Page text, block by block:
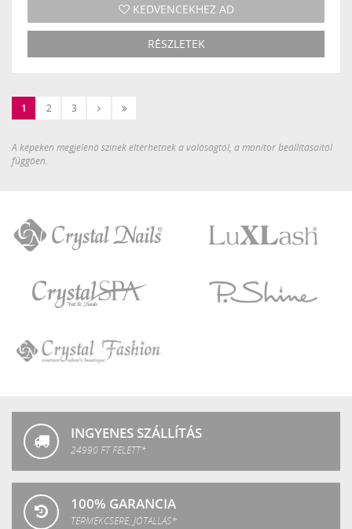
KEDVENCEKHEZ AD
RÉSZLETEK
1 2 3
KövetkezőUtolsó
A képeken megjelenő színek eltérhetnek a valóságtól, a monitor beállításaitól
függően.
Nails
SPA
INGYENES SZÁLLÍTÁS
24990 FT FELETT*
100% GARANCIA
TERMÉKCSERE, JÓTÁLLÁS*